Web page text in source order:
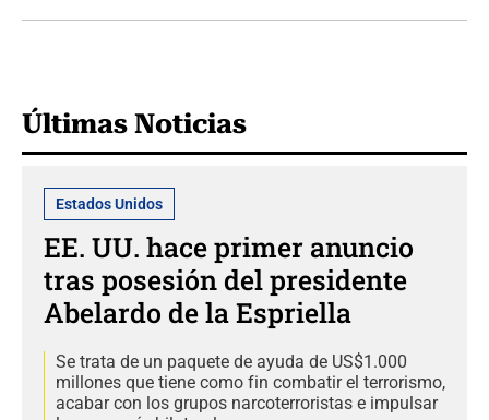
Últimas Noticias
Estados Unidos
EE. UU. hace primer anuncio
tras posesión del presidente
Abelardo de la Espriella
Se trata de un paquete de ayuda de US$1.000
millones que tiene como fin combatir el terrorismo,
acabar con los grupos narcoterroristas e impulsar